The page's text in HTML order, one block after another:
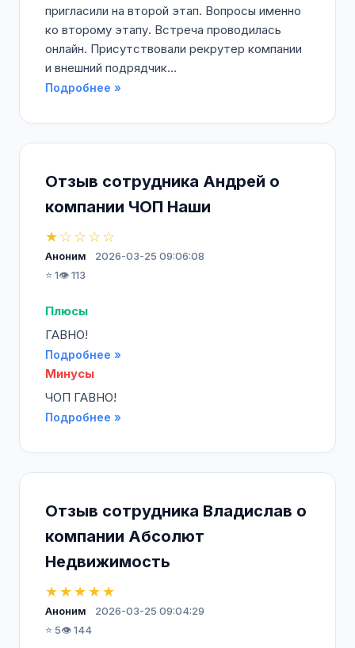
пригласили на второй этап. Вопросы именно
ко второму этапу. Встреча проводилась
онлайн. Присутствовали рекрутер компании
и внешний подрядчик...
Подробнее »
Отзыв сотрудника Андрей о
компании ЧОП Наши
★☆☆☆☆
Аноним
2026-03-25 09:06:08
⭐ 1👁️ 113
Плюсы
ГАВНО!
Подробнее »
Минусы
ЧОП ГАВНО!
Подробнее »
Отзыв сотрудника Владислав о
компании Абсолют
Недвижимость
★★★★★
Аноним
2026-03-25 09:04:29
⭐ 5👁️ 144